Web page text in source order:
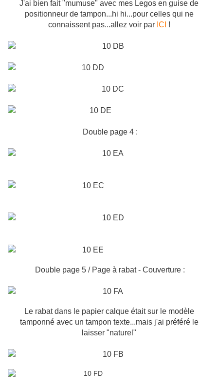
J'ai bien fait "mumuse" avec mes Legos en guise de
positionneur de tampon...hi hi...pour celles qui ne
connaissent pas...allez voir par ICI !
Double page 4 :
Double page 5 / Page à rabat - Couverture :
Le rabat dans le papier calque était sur le modèle
tamponné avec un tampon texte...mais j'ai préféré le
laisser "naturel"